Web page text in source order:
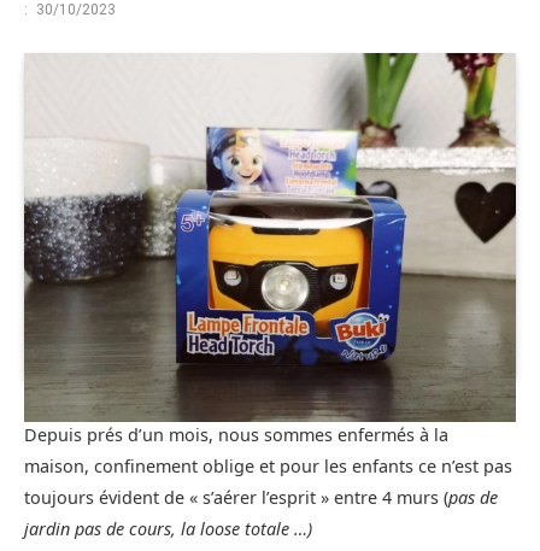
:
30/10/2023
Depuis prés d’un mois, nous sommes enfermés à la
maison, confinement oblige et pour les enfants ce n’est pas
toujours évident de « s’aérer l’esprit » entre 4 murs (pas de
jardin pas de cours, la loose totale …)